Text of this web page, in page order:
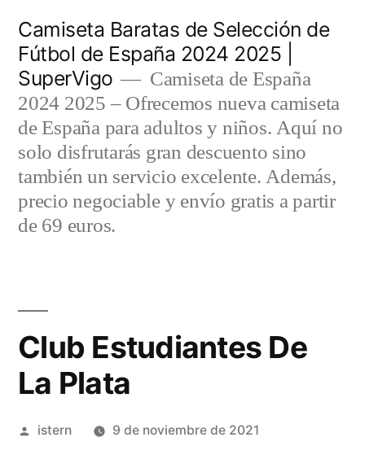
contenido
Camiseta Baratas de Selección de
Fútbol de España 2024 2025 |
SuperVigo
Camiseta de España
2024 2025 – Ofrecemos nueva camiseta
de España para adultos y niños. Aquí no
solo disfrutarás gran descuento sino
también un servicio excelente. Además,
precio negociable y envío gratis a partir
de 69 euros.
Club Estudiantes De
La Plata
Publicado
istern 9 de noviembre de 2021